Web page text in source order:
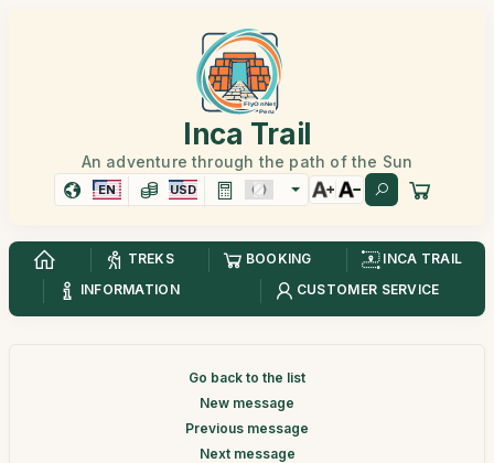
Inca Trail
An adventure through the path of the Sun
EN USD
TREKS BOOKING
INCA TRAIL
INFORMATION
CUSTOMER SERVICE
Go back to the list
New message
Previous message
Next message